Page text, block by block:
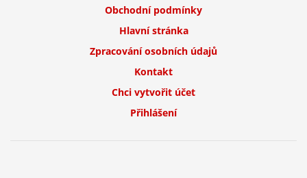
Obchodní podmínky
Hlavní stránka
Zpracování osobních údajů
Kontakt
Chci vytvořit účet
Přihlášení